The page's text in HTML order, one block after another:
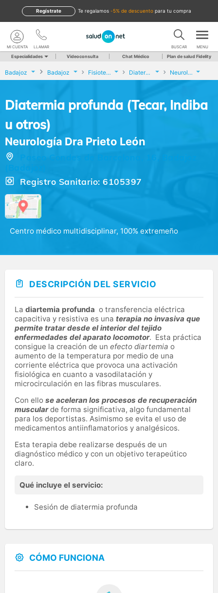
te regalamos -5% de descuento para tu compra
Regístrate
LLAMAR
MI CUENTA BUSCAR MENU
Especialidades Videoconsulta Chat Médico Plan de salud Fidelity
Badajoz Badajoz Fisioterapia Diatermia profunda (Tecar, Indiba u otros) Neurología Dra Prieto León
Diatermia profunda (Tecar, Indiba
u otros)
Neurología Dra Prieto León
Paseo Condes de Barcelona, 16, Badajoz
Registro Sanitario: 6105397
Centro médico multidisciplinar, 100% extremeño
DESCRIPCIÓN DEL SERVICIO
La diartemia profunda o transferencia eléctrica
capacitiva y resistiva es una terapia no invasiva que
permite tratar desde el interior del tejido
enfermedades del aparato locomotor. Esta práctica
consigue la creación de un efecto diartemia o
aumento de la temperatura por medio de una
corriente eléctrica que provoca una activación
fisiológica en cuanto a vasodilatación y
microcirculación en las fibras musculares.
Con ello se aceleran los procesos de recuperación
muscularde forma significativa, algo fundamental
para los deportistas. Asimismo se evita el uso de
medicamentos antiinflamatorios y analgésicos.
Esta terapia debe realizarse después de un
diagnóstico médico y con un objetivo terapeútico
claro.
Qué incluye el servicio:
Sesión de diatermia profunda
CÓMO FUNCIONA